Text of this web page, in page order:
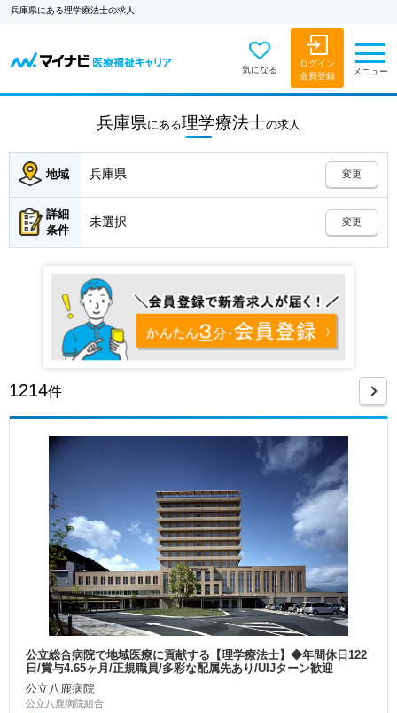
兵庫県にある理学療法士の求人
気になる
ログイン
会員登録
メニュー
兵庫県にある理学療法士の求人
地域 兵庫県 変更
詳細
条件
未選択 変更
1214件
公立総合病院で地域医療に貢献する【理学療法士】◆年間休日122
日/賞与4.65ヶ月/正規職員/多彩な配属先あり/UIJターン歓迎
公立八鹿病院
公立八鹿病院組合